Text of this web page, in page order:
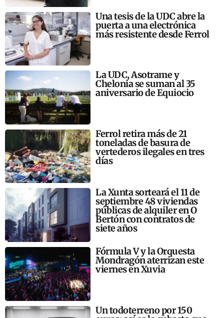
Una tesis de la UDC abre la
puerta a una electrónica
más resistente desde Ferrol
La UDC, Asotrame y
Chelonia se suman al 35
aniversario de Equiocio
Ferrol retira más de 21
toneladas de basura de
vertederos ilegales en tres
días
La Xunta sorteará el 11 de
septiembre 48 viviendas
públicas de alquiler en O
Bertón con contratos de
siete años
Fórmula V y la Orquesta
Mondragón aterrizan este
viernes en Xuvia
Un todoterreno por 150